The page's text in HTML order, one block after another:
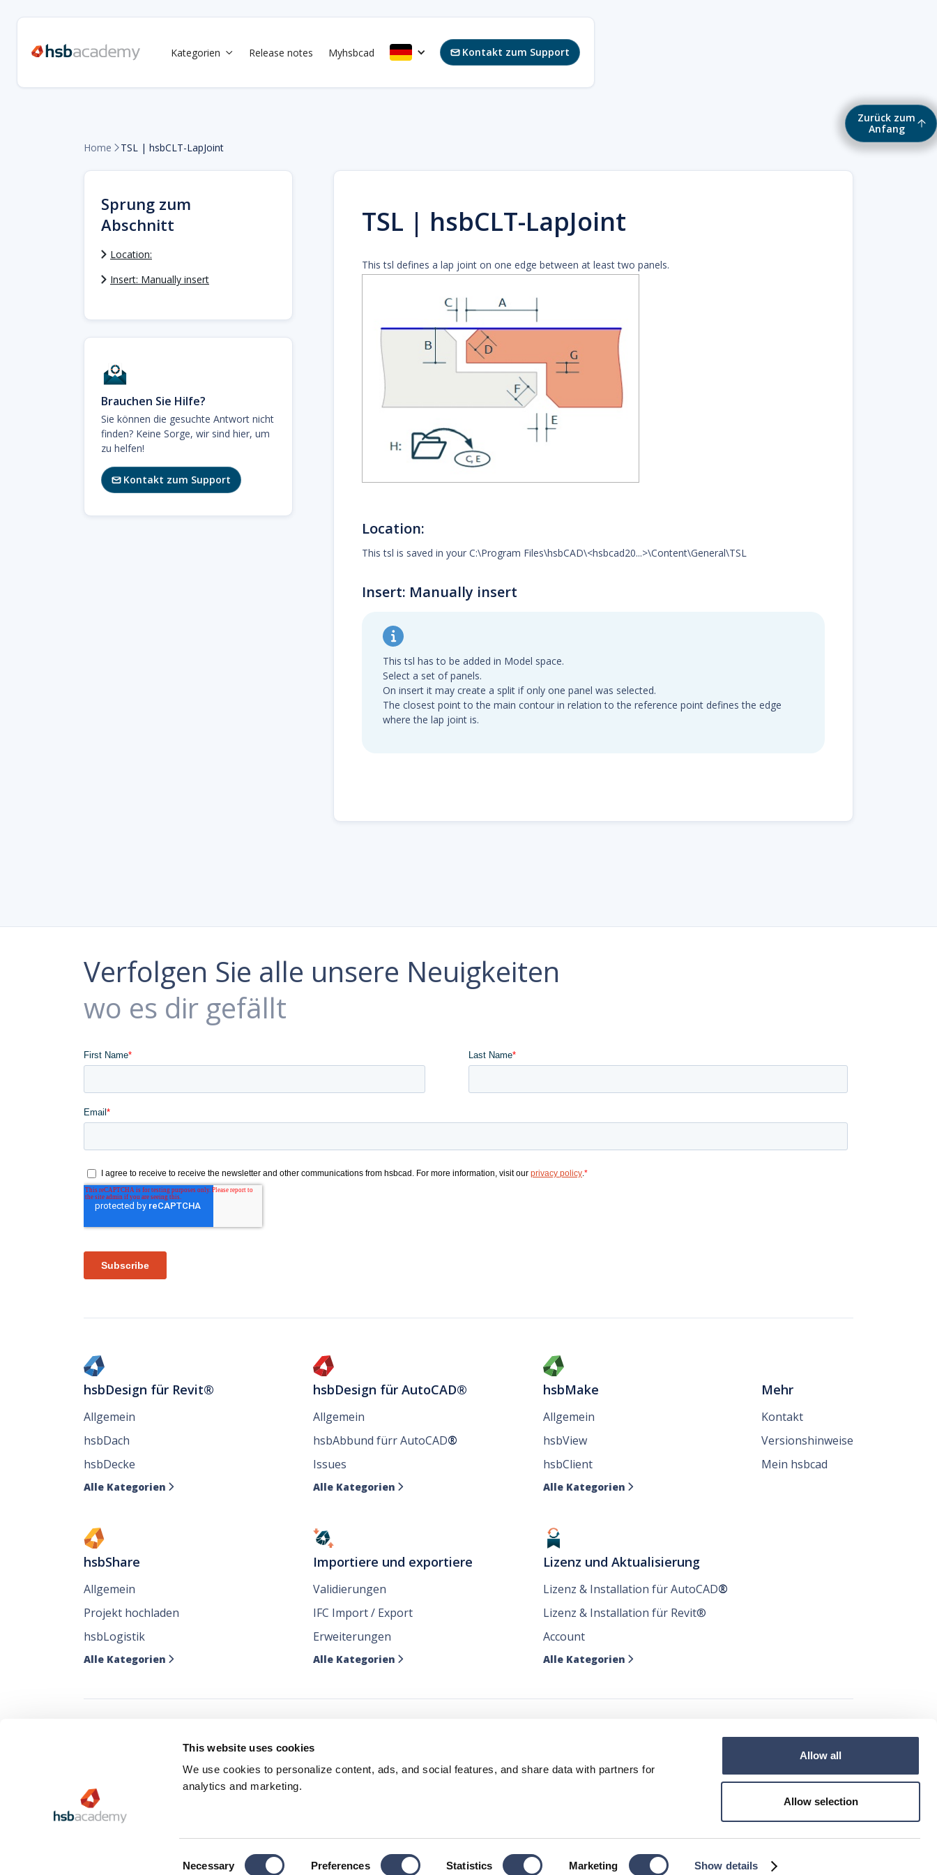
This website uses cookies
We use cookies to personalize content, ads, and social features, and share data with partners for
analytics and marketing.
Necessary Preferences Statistics Marketing Show details
Allow all
Allow selection
Kategorien  Release notes Myhsbcad Kontakt zum Support
Zurück zum
Anfang
Home  TSL | hsbCLT-LapJoint
Sprung zum
Abschnitt
Location:
Insert: Manually insert
Brauchen Sie Hilfe?
Sie können die gesuchte Antwort nicht
finden? Keine Sorge, wir sind hier, um
zu helfen!
Kontakt zum Support
TSL | hsbCLT-LapJoint
This tsl defines a lap joint on one edge between at least two panels.
Location:
This tsl is saved in your C:\Program Files\hsbCAD\<hsbcad20...>\Content\General\TSL
Insert: Manually insert
This tsl has to be added in Model space.
Select a set of panels.
On insert it may create a split if only one panel was selected.
The closest point to the main contour in relation to the reference point defines the edge
where the lap joint is.
Verfolgen Sie alle unsere Neuigkeiten
wo es dir gefällt
hsbDesign für Revit®
Allgemein
hsbDach
hsbDecke
Alle Kategorien 
hsbDesign für AutoCAD®
Allgemein
hsbAbbund fürr AutoCAD®
Issues
Alle Kategorien 
hsbMake
Allgemein
hsbView
hsbClient
Alle Kategorien 
hsbShare
Allgemein
Projekt hochladen
hsbLogistik
Alle Kategorien 
Importiere und exportiere
Validierungen
IFC Import / Export
Erweiterungen
Alle Kategorien 
Lizenz und Aktualisierung
Lizenz & Installation für AutoCAD®
Lizenz & Installation für Revit®
Account
Alle Kategorien 
Mehr
Kontakt
Versionshinweise
Mein hsbcad
Verfolgen Sie alle unsere Nachrichten dort
wo Sie sie mögen
 
Datenschutzrichtlinie Allgemeine Geschäftsbedingungen Cookie-Richtlinie Copyright von hsbcad ©2024